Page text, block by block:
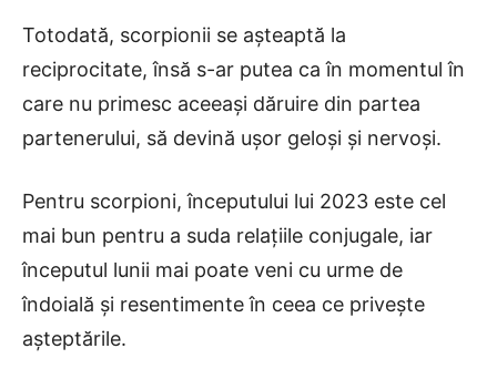
Totodată, scorpionii se așteaptă la
reciprocitate, însă s-ar putea ca în momentul în
care nu primesc aceeași dăruire din partea
partenerului, să devină ușor geloși și nervoși.
Pentru scorpioni, începutului lui 2023 este cel
mai bun pentru a suda relațiile conjugale, iar
începutul lunii mai poate veni cu urme de
îndoială și resentimente în ceea ce privește
așteptările.